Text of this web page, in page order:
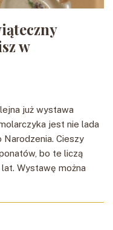
w
już wystawa
jest nie lada
Narodzenia. Cieszy
bo te liczą
Wystawę można